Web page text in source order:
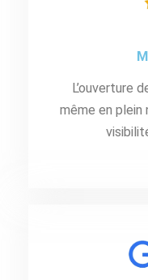
L’ouverture
même en plein